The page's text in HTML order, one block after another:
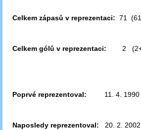
Celkem zápasů v reprezentaci: 71
Celkem gólů v reprezentaci: 2
Poprvé reprezentoval: 11. 4. 1990
Naposledy reprezentoval: 20. 2. 2002